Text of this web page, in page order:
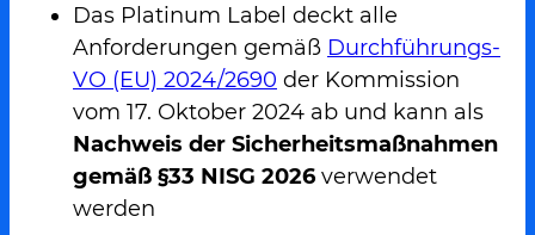
Das Platinum Label deckt alle
Anforderungen gemäß Durchführungs-
VO (EU) 2024/2690 der Kommission
vom 17. Oktober 2024 ab und kann als
Nachweis der Sicherheitsmaßnahmen
gemäß §33 NISG 2026 verwendet
werden